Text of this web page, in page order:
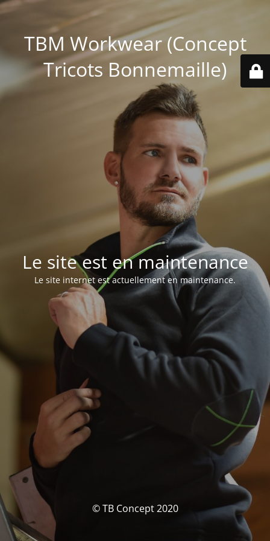
TBM Workwear (Concept
Tricots Bonnemaille)
Le site est en maintenance
Le site internet est actuellement en maintenance.
© TB Concept 2020